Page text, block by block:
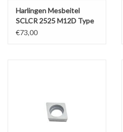
Schroefdraad snijden |
Veiligheid |
Werkplaatsinrichting |
Harlingen Mesbeitel
SCLCR 2525 M12D Type
CCMT
€73,00